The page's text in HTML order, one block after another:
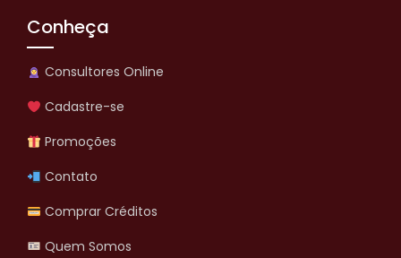
Conheça
Consultores Online
Cadastre-se
Promoções
Contato
Comprar Créditos
Quem Somos